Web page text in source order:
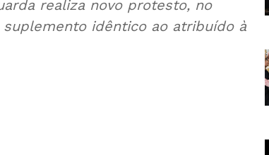
realiza novo protesto, no
suplemento idêntico ao atribuído à